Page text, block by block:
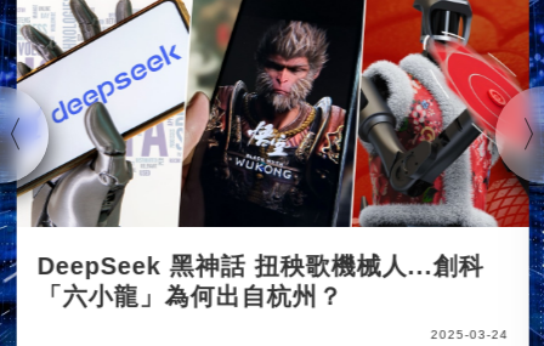
DeepSeek 黑神話 扭秧歌機械人...創科
「六小龍」為何出自杭州？
2025-03-24